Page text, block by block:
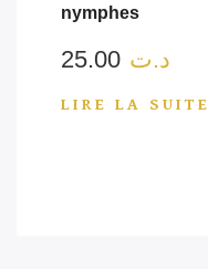
nymphes
د.ت
LIRE LA SUITE